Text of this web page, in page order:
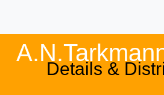
Details &